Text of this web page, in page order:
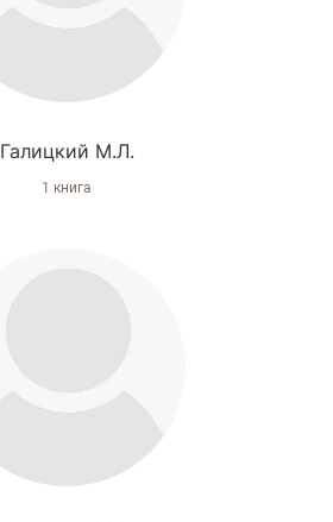
Галицкий М.Л.
1 книга